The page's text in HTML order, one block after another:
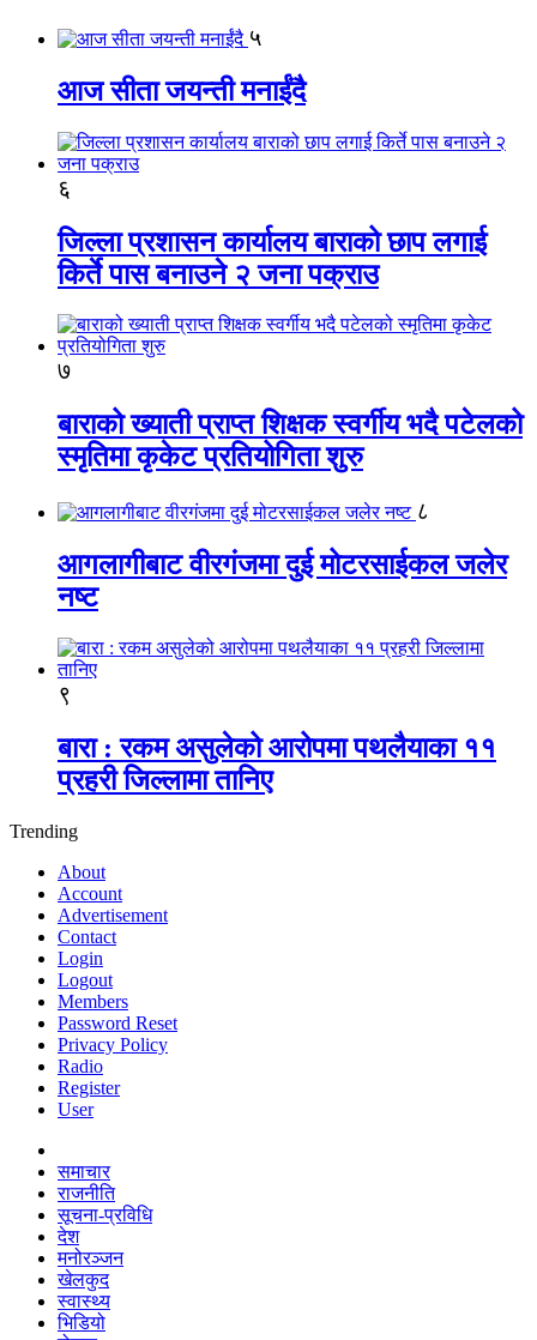
५
आज सीता जयन्ती मनाईंदै
६
जिल्ला प्रशासन कार्यालय बाराको छाप लगाई
किर्ते पास बनाउने २ जना पक्राउ
७
बाराको ख्याती प्राप्त शिक्षक स्वर्गीय भदै पटेलको
स्मृतिमा कृकेट प्रतियोगिता शुरु
८
आगलागीबाट वीरगंजमा दुई मोटरसाईकल जलेर
नष्ट
९
बारा : रकम असुलेको आरोपमा पथलैयाका ११
प्रहरी जिल्लामा तानिए
Trending
About
Account
Advertisement
Contact
Login
Logout
Members
Password Reset
Privacy Policy
Radio
Register
User
समाचार
राजनीति
सूचना-प्रविधि
देश
मनोरञ्जन
खेलकुद
स्वास्थ्य
भिडियो